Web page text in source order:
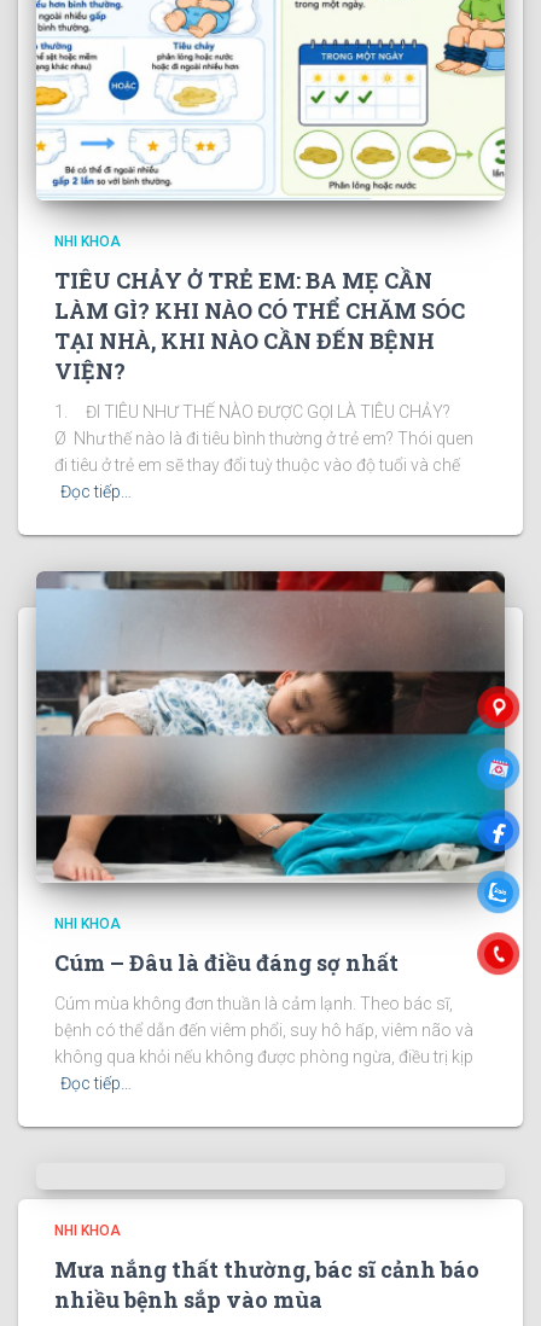
NHI KHOA
TIÊU CHẢY Ở TRẺ EM: BA MẸ CẦN
LÀM GÌ? KHI NÀO CÓ THỂ CHĂM SÓC
TẠI NHÀ, KHI NÀO CẦN ĐẾN BỆNH
VIỆN?
1. ĐI TIÊU NHƯ THẾ NÀO ĐƯỢC GỌI LÀ TIÊU CHẢY?
Ø Như thế nào là đi tiêu bình thường ở trẻ em? Thói quen
đi tiêu ở trẻ em sẽ thay đổi tuỳ thuộc vào độ tuổi và chế
Đọc tiếp…
NHI KHOA
Cúm – Đâu là điều đáng sợ nhất
Cúm mùa không đơn thuần là cảm lạnh. Theo bác sĩ,
bệnh có thể dẫn đến viêm phổi, suy hô hấp, viêm não và
không qua khỏi nếu không được phòng ngừa, điều trị kịp
Đọc tiếp…
NHI KHOA
Mưa nắng thất thường, bác sĩ cảnh báo
nhiều bệnh sắp vào mùa